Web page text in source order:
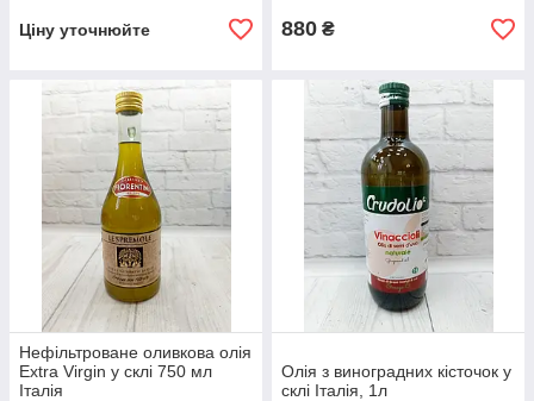
Ціну уточнюйте 880 ₴
Нефільтроване оливкова олія
Extra Virgin у склі 750 мл
Італія
Олія з виноградних кісточок у
склі Італія, 1л